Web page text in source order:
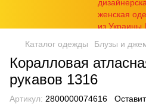
Каталог одежды Блузы и
Коралловая
рукавов 1316
Артикул: 2800000074616